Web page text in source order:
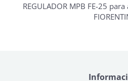
REGULADOR MPB FE-25